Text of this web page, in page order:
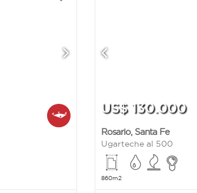
US$ 130.000
Rosario, Santa Fe
Ugarteche al 500
860m2